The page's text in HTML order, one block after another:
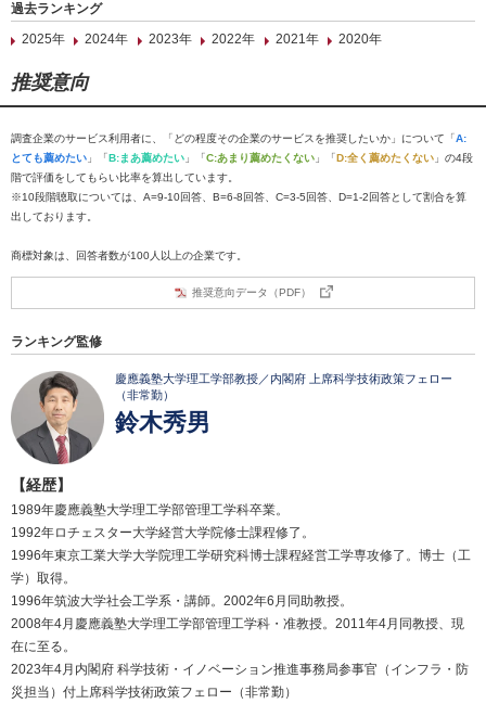
過去ランキング
2025年
2024年 2023年 2022年 2021年 2020年
推奨意向
調査企業のサービス利用者に、「どの程度その企業のサービスを推奨したいか」について「A:
とても薦めたい 」「B:まあ薦めたい 」「C:あまり薦めたくない 」「D:全く薦めたくない 」の4段
階で評価をしてもらい比率を算出しています。
※10段階聴取については、A=9-10回答、B=6-8回答、C=3-5回答、D=1-2回答として割合を算
出しております。
商標対象は、回答者数が100人以上の企業です。
推奨意向データ（PDF）
ランキング監修
慶應義塾大学理工学部教授／内閣府 上席科学技術政策フェロー
（非常勤）
鈴木秀男
【経歴】
1989年慶應義塾大学理工学部管理工学科卒業。
1992年ロチェスター大学経営大学院修士課程修了。
1996年東京工業大学大学院理工学研究科博士課程経営工学専攻修了。博士（工
学）取得。
1996年筑波大学社会工学系・講師。2002年6月同助教授。
2008年4月慶應義塾大学理工学部管理工学科・准教授。2011年4月同教授、現
在に至る。
2023年4月内閣府 科学技術・イノベーション推進事務局参事官（インフラ・防
災担当）付上席科学技術政策フェロー（非常勤）